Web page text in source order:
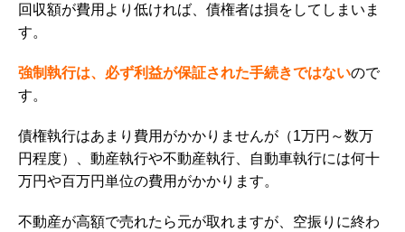
回収額が費用より低ければ、債権者は損をしてしまいま
す。
強制執行は、必ず利益が保証された手続きではないので
す。
債権執行はあまり費用がかかりませんが（1万円～数万
円程度）、動産執行や不動産執行、自動車執行には何十
万円や百万円単位の費用がかかります。
不動産が高額で売れたら元が取れますが、空振りに終わ